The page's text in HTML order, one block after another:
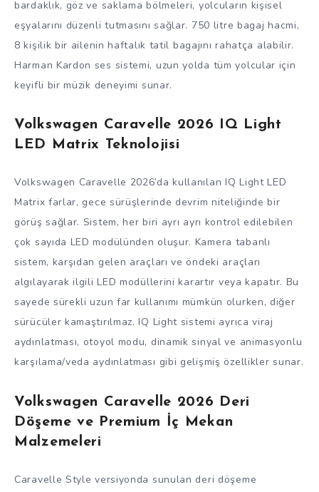
bardaklık, göz ve saklama bölmeleri, yolcuların kişisel
eşyalarını düzenli tutmasını sağlar. 750 litre bagaj hacmi,
8 kişilik bir ailenin haftalık tatil bagajını rahatça alabilir.
Harman Kardon ses sistemi, uzun yolda tüm yolcular için
keyifli bir müzik deneyimi sunar.
Volkswagen Caravelle 2026 IQ Light
LED Matrix Teknolojisi
Volkswagen Caravelle 2026’da kullanılan IQ Light LED
Matrix farlar, gece sürüşlerinde devrim niteliğinde bir
görüş sağlar. Sistem, her biri ayrı ayrı kontrol edilebilen
çok sayıda LED modülünden oluşur. Kamera tabanlı
sistem, karşıdan gelen araçları ve öndeki araçları
algılayarak ilgili LED modüllerini karartır veya kapatır. Bu
sayede sürekli uzun far kullanımı mümkün olurken, diğer
sürücüler kamaştırılmaz. IQ Light sistemi ayrıca viraj
aydınlatması, otoyol modu, dinamik sinyal ve animasyonlu
karşılama/veda aydınlatması gibi gelişmiş özellikler sunar.
Volkswagen Caravelle 2026 Deri
Döşeme ve Premium İç Mekan
Malzemeleri
Caravelle Style versiyonda sunulan deri döşeme